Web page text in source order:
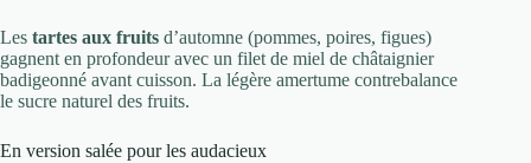
Les tartes aux fruits d’automne (pommes, poires, figues)
gagnent en profondeur avec un filet de miel de châtaignier
badigeonné avant cuisson. La légère amertume contrebalance
le sucre naturel des fruits.
En version salée pour les audacieux